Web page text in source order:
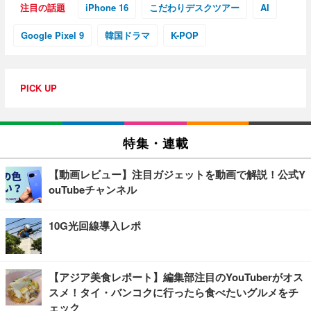
注目の話題 iPhone 16 こだわりデスクツアー AI
Google Pixel 9 韓国ドラマ K-POP
PICK UP
特集・連載
【動画レビュー】注目ガジェットを動画で解説！公式Y
ouTubeチャンネル
10G光回線導入レポ
【アジア美食レポート】編集部注目のYouTuberがオス
スメ！タイ・バンコクに行ったら食べたいグルメをチ
ェック